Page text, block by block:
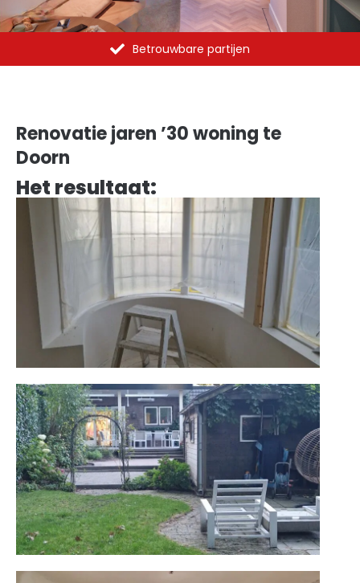
Al meer dan 1375 opdrachten uitgevoerd
Renovatie jaren ’30 woning te
Doorn
Het resultaat: